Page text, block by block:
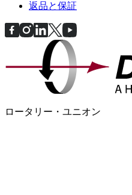
返品と保証
ロータリー・ユニオン